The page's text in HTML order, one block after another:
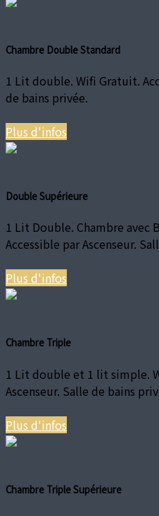
Chambre Double Standard
1 Lit double. Wifi Gratuit.
de bains privée.
Plus d'infos
Double Supérieure
1 Lit Double. Chambre avec
Accessible par Ascenseur.
Plus d'infos
Chambre Triple
1 Lit double et 1 lit simple.
Ascenseur. Salle de bains
Plus d'infos
Chambre Triple Supérieure